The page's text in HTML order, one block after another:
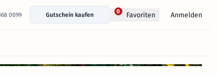
0099 Gutschein kaufen
0 Favoriten Anmelden